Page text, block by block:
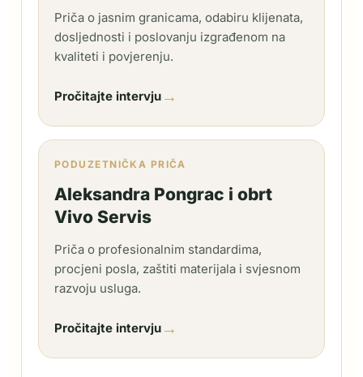
Priča o jasnim granicama, odabiru klijenata,
dosljednosti i poslovanju izgrađenom na
kvaliteti i povjerenju.
Pročitajte intervju →
PODUZETNIČKA PRIČA
Aleksandra Pongrac i obrt
Vivo Servis
Priča o profesionalnim standardima,
procjeni posla, zaštiti materijala i svjesnom
razvoju usluga.
Pročitajte intervju →